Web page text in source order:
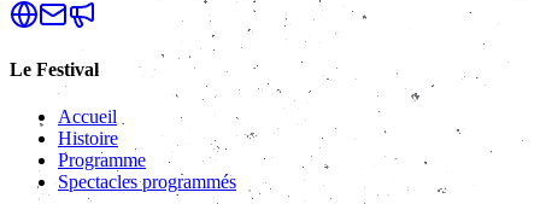
Le Festival
Accueil
Histoire
Programme
Spectacles programmés